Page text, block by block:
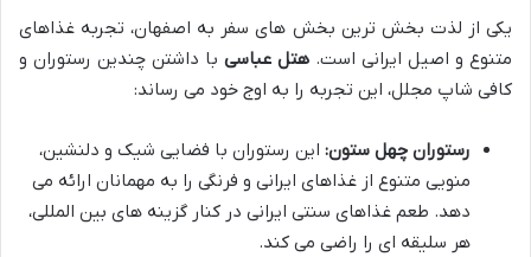
یکی از لذت بخش ترین بخش های سفر به اصفهان، تجربه غذاهای
متنوع و اصیل ایرانی است. هتل عباسی با داشتن چندین رستوران و
کافی شاپ مجلل، این تجربه را به اوج خود می رساند:
رستوران چهل ستون: این رستوران با فضایی شیک و دلنشین،
منویی متنوع از غذاهای ایرانی و فرنگی را به مهمانان ارائه می
دهد. طعم غذاهای سنتی ایرانی در کنار گزینه های بین المللی،
هر سلیقه ای را راضی می کند.